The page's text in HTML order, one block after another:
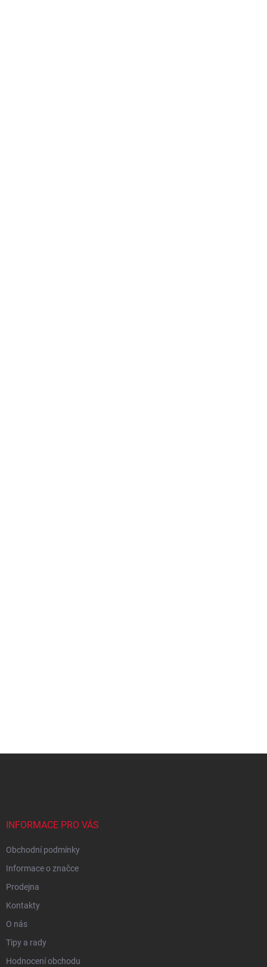
INFORMACE PRO VÁS
Obchodní podmínky
Informace o značce
Prodejna
Kontakty
O nás
Tipy a rady
Hodnocení obchodu